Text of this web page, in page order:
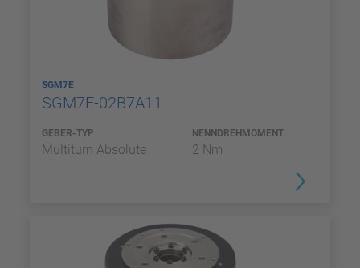
SGM7E
SGM7E-02B7A11
GEBER-TYP
Multiturn Absolute
NENNDREHMOMENT
2 Nm